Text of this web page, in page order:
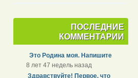
ПОСЛЕДНИЕ
КОММЕНТАРИИ
Это Родина моя. Напишите
8 лет 47 недель назад
Здравствуйте! Первое, что